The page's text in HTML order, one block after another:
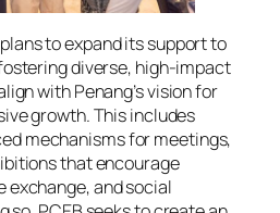
to expand its support to
diverse, high-impact
with Penang’s vision for
growth. This includes
mechanisms for meetings,
that encourage
exchange, and social